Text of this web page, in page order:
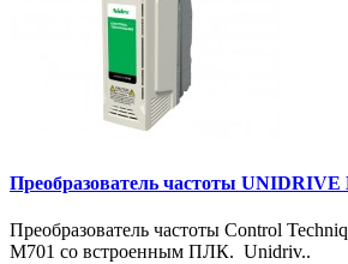
Преобразователь частоты UNIDRIVE
Преобразователь частоты Control
M701 со встроенным ПЛК. Unidriv..